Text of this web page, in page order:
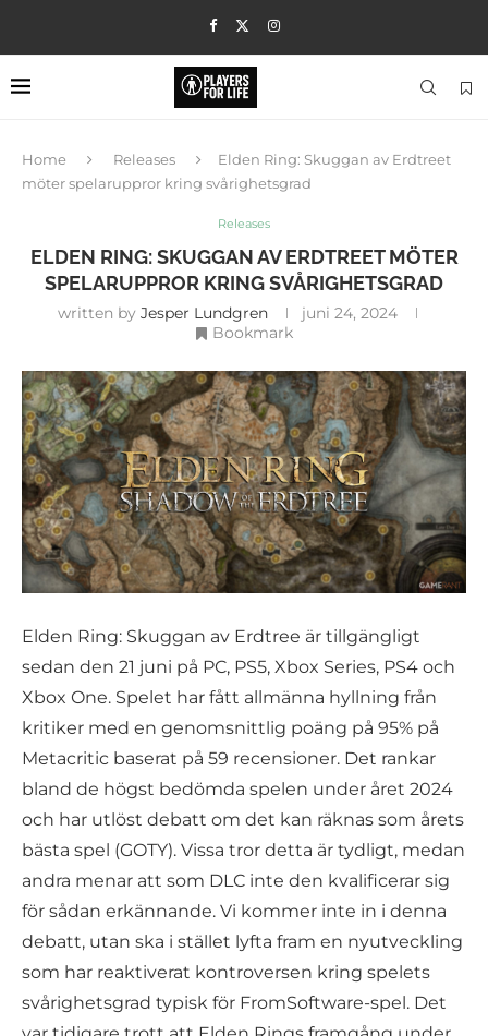
Home Releases
Elden Ring: Skuggan av Erdtreet
möter spelaruppror kring svårighetsgrad
Releases
ELDEN RING: SKUGGAN AV ERDTREET MÖTER
SPELARUPPROR KRING SVÅRIGHETSGRAD
written by Jesper Lundgren
juni 24, 2024
Bookmark
Elden Ring: Skuggan av Erdtree är tillgängligt
sedan den 21 juni på PC, PS5, Xbox Series, PS4 och
Xbox One. Spelet har fått allmänna hyllning från
kritiker med en genomsnittlig poäng på 95% på
Metacritic baserat på 59 recensioner. Det rankar
bland de högst bedömda spelen under året 2024
och har utlöst debatt om det kan räknas som årets
bästa spel (GOTY). Vissa tror detta är tydligt, medan
andra menar att som DLC inte den kvalificerar sig
för sådan erkännande. Vi kommer inte in i denna
debatt, utan ska i stället lyfta fram en nyutveckling
som har reaktiverat kontroversen kring spelets
svårighetsgrad typisk för FromSoftware-spel. Det